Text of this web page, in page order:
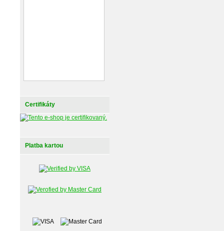
Certifikáty
Platba kartou